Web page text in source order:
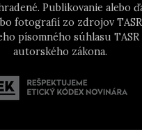
Publikovanie alebo
fotografií zo zdrojov
písomného súhlasu
autorského zákona.